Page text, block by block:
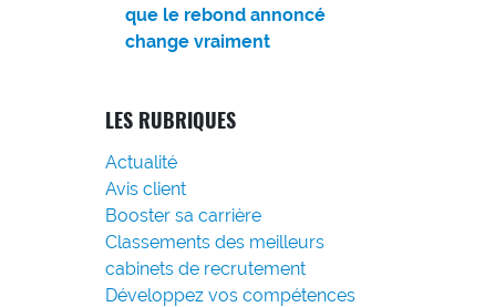
que le rebond annoncé
change vraiment
LES RUBRIQUES
Actualité
Avis client
Booster sa carrière
Classements des meilleurs
cabinets de recrutement
Développez vos compétences